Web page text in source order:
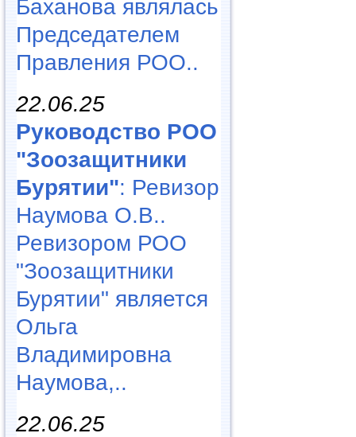
Баханова являлась
Председателем
Правления РОО..
22.06.25
Руководство РОО
"Зоозащитники
Бурятии": Ревизор
Наумова О.В..
Ревизором РОО
"Зоозащитники
Бурятии" является
Ольга
Владимировна
Наумова,..
22.06.25